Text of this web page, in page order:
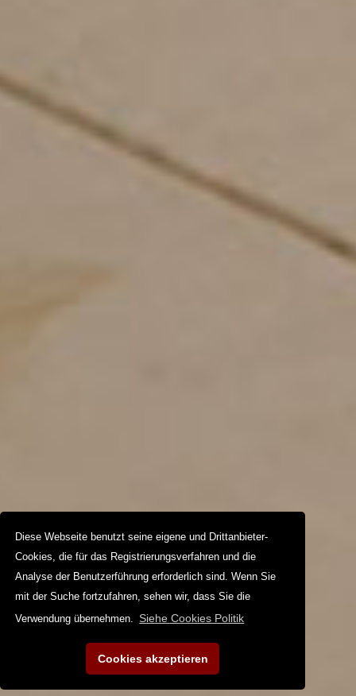
Diese Webseite benutzt seine eigene und Drittanbieter-
Cookies, die für das Registrierungsverfahren und die
Analyse der Benutzerführung erforderlich sind. Wenn Sie
mit der Suche fortzufahren, sehen wir, dass Sie die
Verwendung übernehmen. Siehe Cookies Politik
Cookies akzeptieren